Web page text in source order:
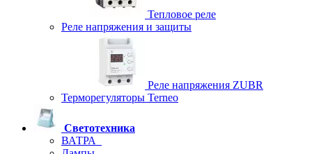
Тепловое реле
Реле напряжения и защиты
Реле напряжения ZUBR
Терморегуляторы Terneo
Светотехника
ВАТРА